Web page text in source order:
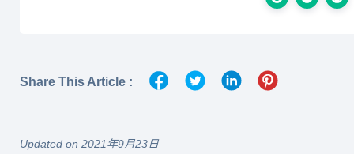
Share This Article :
Updated on 2021年9月23日